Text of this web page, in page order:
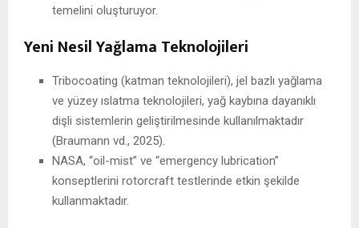
temelini oluşturuyor.
Yeni Nesil Yağlama Teknolojileri
Tribocoating (katman teknolojileri), jel bazlı yağlama
ve yüzey ıslatma teknolojileri, yağ kaybına dayanıklı
dişli sistemlerin geliştirilmesinde kullanılmaktadır
(Braumann vd., 2025).
NASA, “oil-mist” ve “emergency lubrication”
konseptlerini rotorcraft testlerinde etkin şekilde
kullanmaktadır.